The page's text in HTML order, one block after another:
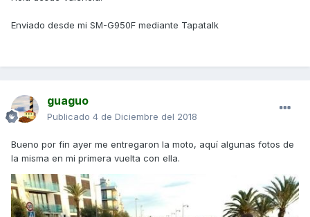
Enviado desde mi SM-G950F mediante Tapatalk
guaguo
Publicado 4 de Diciembre del 2018
Bueno por fin ayer me entregaron la moto, aquí algunas fotos de
la misma en mi primera vuelta con ella.